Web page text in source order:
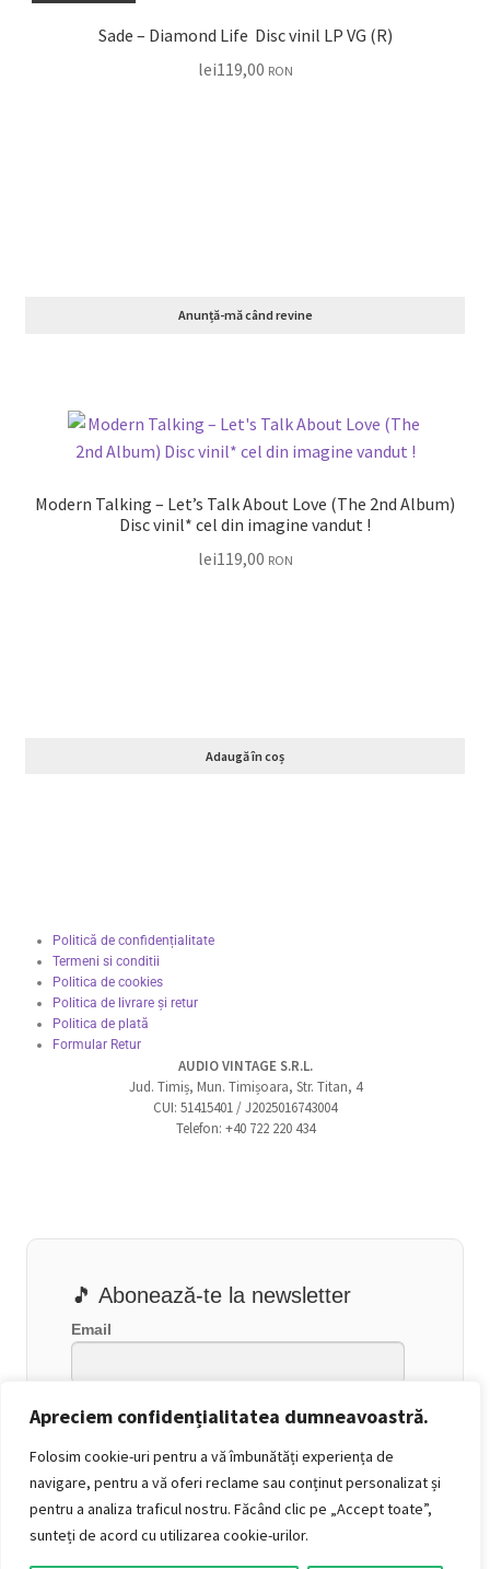
Apreciem confidențialitatea dumneavoastră.
Folosim cookie-uri pentru a vă îmbunătăți experiența de
navigare, pentru a vă oferi reclame sau conținut personalizat și
pentru a analiza traficul nostru. Făcând clic pe „Accept toate”,
sunteți de acord cu utilizarea cookie-urilor.
Sade – Diamond Life Disc vinil LP VG (R)
lei119,00 RON
Anunță-mă când revine
Modern Talking – Let’s Talk About Love (The 2nd Album)
Disc vinil* cel din imagine vandut !
lei119,00 RON
Adaugă în coș
Politică de confidențialitate
Termeni si conditii
Politica de cookies
Politica de livrare și retur
Politica de plată
Formular Retur
AUDIO VINTAGE S.R.L.
Jud. Timiș, Mun. Timișoara, Str. Titan, 4
CUI: 51415401 / J2025016743004
Telefon: +40 722 220 434
🎵 Abonează-te la newsletter
Email